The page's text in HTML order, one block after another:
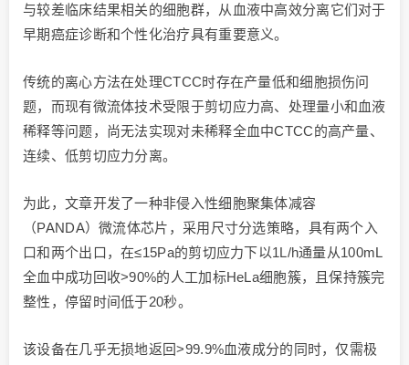
与较差临床结果相关的细胞群，从血液中高效分离它们对于
早期癌症诊断和个性化治疗具有重要意义。
传统的离心方法在处理CTCC时存在产量低和细胞损伤问
题，而现有微流体技术受限于剪切应力高、处理量小和血液
稀释等问题，尚无法实现对未稀释全血中CTCC的高产量、
连续、低剪切应力分离。
为此，文章开发了一种非侵入性细胞聚集体减容
（PANDA）微流体芯片，采用尺寸分选策略，具有两个入
口和两个出口，在≤15Pa的剪切应力下以1L/h通量从100mL
全血中成功回收>90%的人工加标HeLa细胞簇，且保持簇完
整性，停留时间低于20秒。
该设备在几乎无损地返回>99.9%血液成分的同时，仅需极